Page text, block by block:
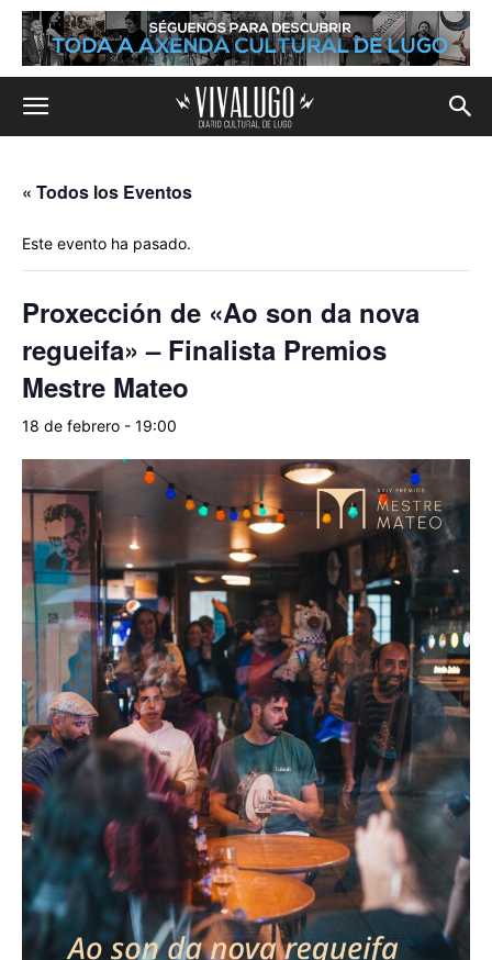
« Todos los Eventos
Este evento ha pasado.
Proxección de «Ao son da nova
regueifa» – Finalista Premios
Mestre Mateo
18 de febrero - 19:00